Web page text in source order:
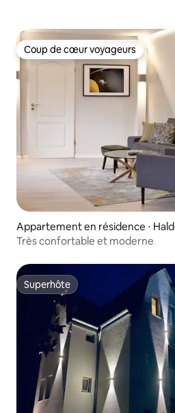
Coup de cœur voyageurs
Coup de cœur voyageurs
Appartement en résidence ⋅
Très confortable et moderne
Superhôte
Superhôte